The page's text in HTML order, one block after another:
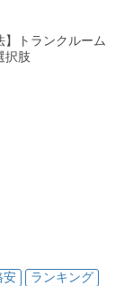
】トランクルーム
択肢
安 ランキング